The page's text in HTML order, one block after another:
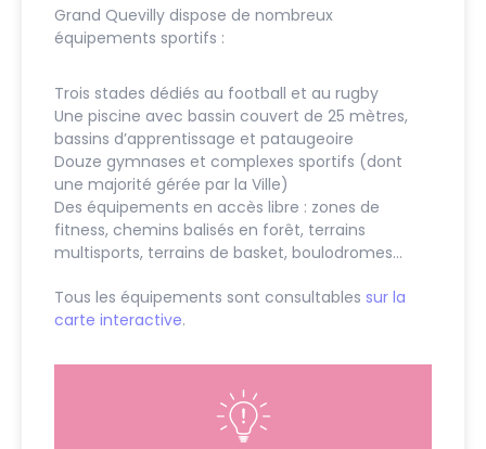
Grand Quevilly dispose de nombreux
équipements sportifs :
Trois stades dédiés au football et au rugby
Une piscine avec bassin couvert de 25 mètres,
bassins d’apprentissage et pataugeoire
Douze gymnases et complexes sportifs (dont
une majorité gérée par la Ville)
Des équipements en accès libre : zones de
fitness, chemins balisés en forêt, terrains
multisports, terrains de basket, boulodromes…
Tous les équipements sont consultables sur la
carte interactive.